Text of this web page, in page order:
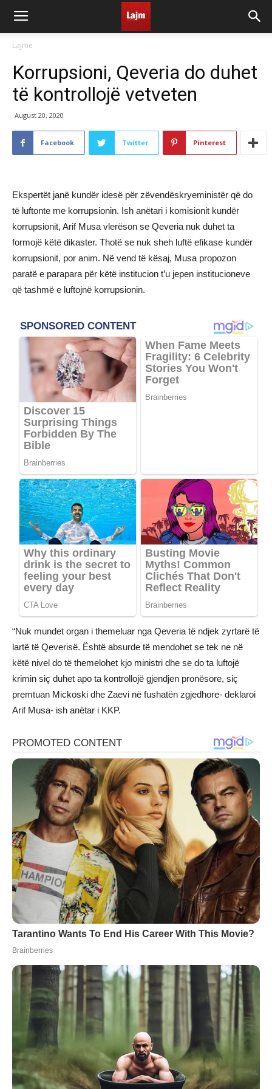
Lajme
Korrupsioni, Qeveria do duhet
të kontrollojë vetveten
August 20, 2020
Facebook Twitter Pinterest
Ekspertët janë kundër idesë për zëvendëskryeministër që do
të luftonte me korrupsionin. Ish anëtari i komisionit kundër
korrupsionit, Arif Musa vlerëson se Qeveria nuk duhet ta
formojë këtë dikaster. Thotë se nuk sheh luftë efikase kundër
korrupsionit, por anim. Në vend të kësaj, Musa propozon
paratë e parapara për këtë institucion t’u jepen institucioneve
që tashmë e luftojnë korrupsionin.
“Nuk mundet organ i themeluar nga Qeveria të ndjek zyrtarë të
lartë të Qeverisë. Është absurde të mendohet se tek ne në
këtë nivel do të themelohet kjo ministri dhe se do ta luftojë
krimin siç duhet apo ta kontrollojë gjendjen pronësore, siç
premtuan Mickoski dhe Zaevi në fushatën zgjedhore- deklaroi
Arif Musa- ish anëtar i KKP.